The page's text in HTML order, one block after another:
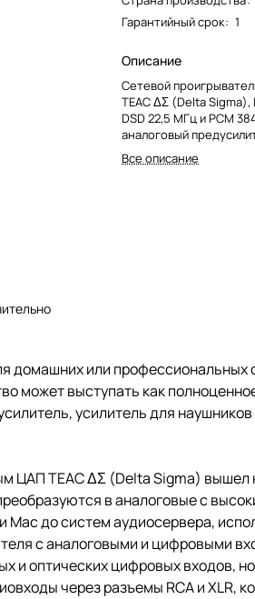
Гарантийный срок: 1
Описание
Сетевой
TEAC ΔΣ (Delta
DSD 22,5 МГц и PCM
аналоговый
входами, используя
через разъемы RCA и
Все описание
домашних или
может выступать как
усилитель для
ЦАП TEAC ΔΣ (Delta Sigma)
в аналоговые с
до систем аудиосервера,
с аналоговыми и цифровыми
и оптических цифровых входов,
через разъемы RCA и